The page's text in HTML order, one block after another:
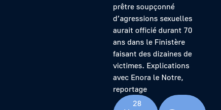
prêtre soupçonné
d’agressions sexuelles
aurait officié durant 70
ans dans le Finistère
faisant des dizaines de
victimes. Explications
avec Enora le Notre,
reportage
28